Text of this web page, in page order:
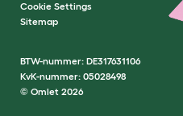
Cookie Settings
Sitemap
BTW-nummer: DE317631106
KvK-nummer: 05028498
© Omlet 2026